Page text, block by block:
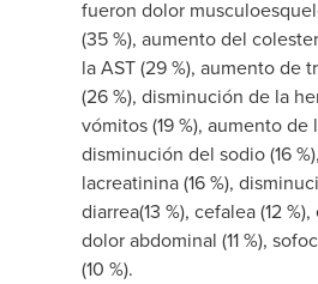
fueron dolor
(35 %), aumento del
la AST (29 %), aumento de
(26 %), disminución de la
vómitos (19 %), aumento de
disminución del sodio (16
lacreatinina (16 %),
diarrea(13 %), cefalea (12
dolor abdominal (11 %),
(10 %).